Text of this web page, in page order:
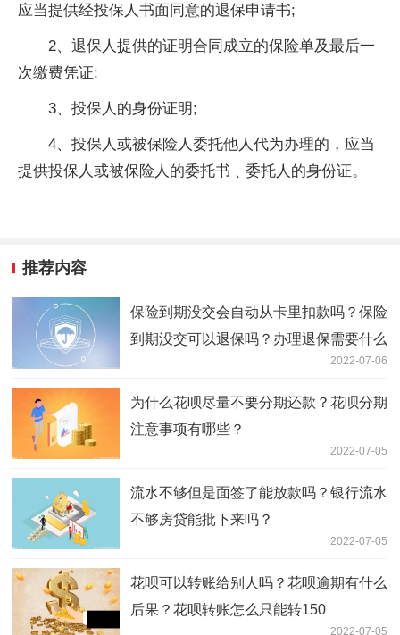
应当提供经投保人书面同意的退保申请书;
2、退保人提供的证明合同成立的保险单及最后一
次缴费凭证;
3、投保人的身份证明;
4、投保人或被保险人委托他人代为办理的，应当
提供投保人或被保险人的委托书﹑委托人的身份证‌。
推荐内容
保险到期没交会自动从卡里扣款吗？保险
到期没交可以退保吗？办理退保需要什么
2022-07-06
为什么花呗尽量不要分期还款？花呗分期
注意事项有哪些？
2022-07-05
流水不够但是面签了能放款吗？银行流水
不够房贷能批下来吗？
2022-07-05
花呗可以转账给别人吗？花呗逾期有什么
后果？花呗转账怎么只能转150
2022-07-05